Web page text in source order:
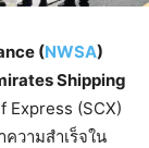
(NWSA)
Shipping
Express (SCX)
วามสำเร็จใน